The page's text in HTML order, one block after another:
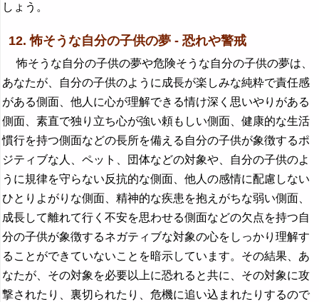
しょう。
12. 怖そうな自分の子供の夢 - 恐れや警戒
怖そうな自分の子供の夢や危険そうな自分の子供の夢は、
あなたが、自分の子供のように成長が楽しみな純粋で責任感
がある側面、他人に心が理解できる情け深く思いやりがある
側面、素直で独り立ち心が強い頼もしい側面、健康的な生活
慣行を持つ側面などの長所を備える自分の子供が象徴するポ
ジティブな人、ペット、団体などの対象や、自分の子供のよ
うに規律を守らない反抗的な側面、他人の感情に配慮しない
ひとりよがりな側面、精神的な疾患を抱えがちな弱い側面、
成長して離れて行く不安を思わせる側面などの欠点を持つ自
分の子供が象徴するネガティブな対象の心をしっかり理解す
ることができていないことを暗示しています。その結果、あ
なたが、その対象を必要以上に恐れると共に、その対象に攻
撃されたり、裏切られたり、危機に追い込まれたりするので